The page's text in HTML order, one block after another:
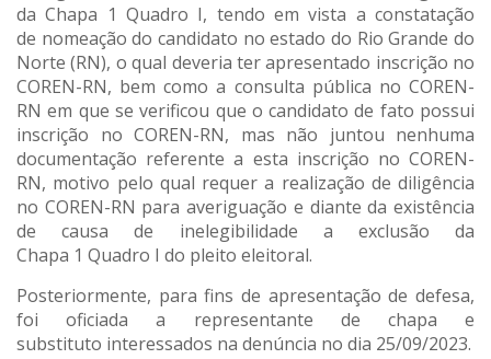
da Chapa 1 Quadro I, tendo em vista a constatação
de nomeação do candidato no estado do Rio Grande do
Norte (RN), o qual deveria ter apresentado inscrição no
COREN-RN, bem como a consulta pública no COREN-
RN em que se verificou que o candidato de fato possui
inscrição no COREN-RN, mas não juntou nenhuma
documentação referente a esta inscrição no COREN-
RN, motivo pelo qual requer a realização de diligência
no COREN-RN para averiguação e diante da existência
de causa de inelegibilidade a exclusão da
Chapa 1 Quadro I do pleito eleitoral.
Posteriormente, para fins de apresentação de defesa,
foi oficiada a representante de chapa e
substituto interessados na denúncia no dia 25/09/2023.